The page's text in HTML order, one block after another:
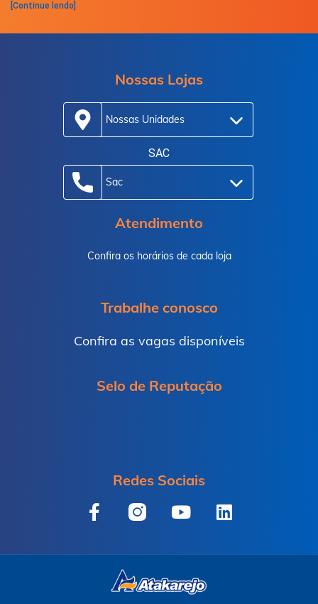
[Continue lendo]
Nossas Lojas
Nossas Unidades
SAC
Sac
Atendimento
Confira os horários de cada loja
Trabalhe conosco
Confira as vagas disponíveis
Selo de Reputação
Redes Sociais